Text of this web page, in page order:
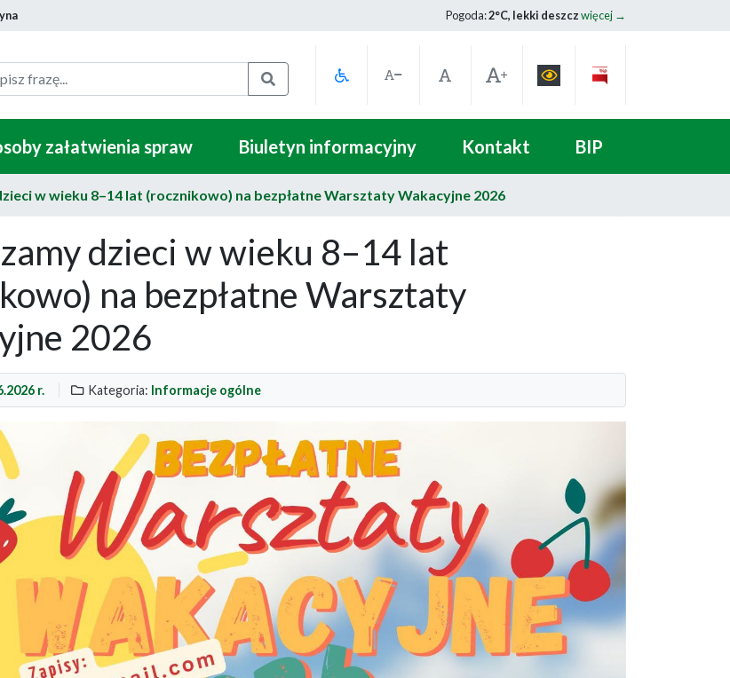
Pogoda:2°C, lekki deszczwięcej →
Szukaj
załatwienia spraw Biuletyn informacyjny Kontakt BIP
w wieku 8–14 lat (rocznikowo) na bezpłatne Warsztaty Wakacyjne 2026
dzieci w wieku 8–14 lat
na bezpłatne Warsztaty
2026
r. Kategoria: Informacje ogólne